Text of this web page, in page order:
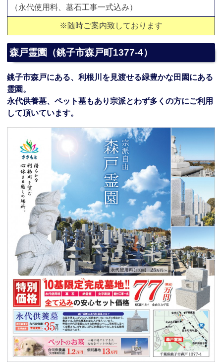
（永代使用料、墓石工事一式込み）
※随時ご案内致しております
森戸霊園（銚子市森戸町1377-4）
銚子市森戸にある、利根川を見渡せる緑豊かな田園にある
霊園。
永代供養墓、ペット墓もあり宗派とわず多くの方にご利用
して頂いています。